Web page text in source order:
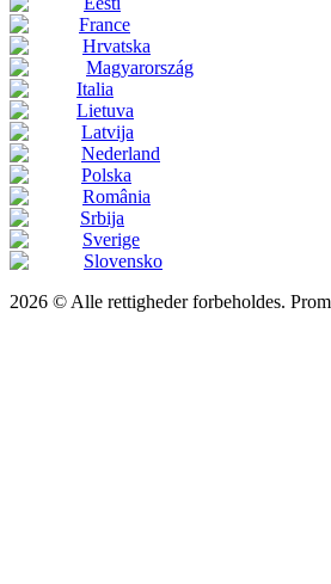
France
Hrvatska
Magyarország
Italia
Lietuva
Latvija
Nederland
Polska
România
Srbija
Sverige
Slovensko
2026 © Alle rettigheder forbeholdes.